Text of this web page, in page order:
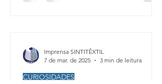
o Mundo
conquistas das mulheres ao longo
CURIOSIDADES
Imprensa SINTITÊXTIL
7 de mar. de 2025
3 min de leitura